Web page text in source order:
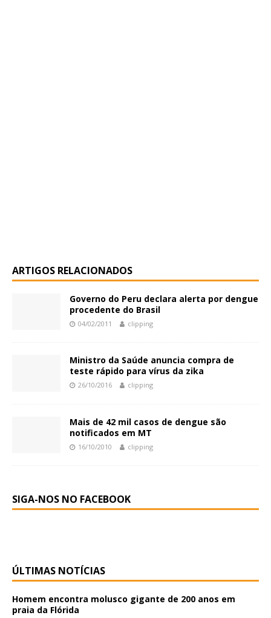
ARTIGOS RELACIONADOS
Governo do Peru declara alerta por dengue
procedente do Brasil
04/02/2011 clipping
Ministro da Saúde anuncia compra de
teste rápido para vírus da zika
26/10/2016 clipping
Mais de 42 mil casos de dengue são
notificados em MT
16/10/2010 clipping
SIGA-NOS NO FACEBOOK
ÚLTIMAS NOTÍCIAS
Homem encontra molusco gigante de 200 anos em
praia da Flórida